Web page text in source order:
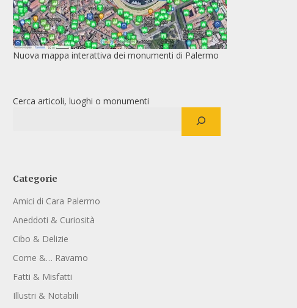
Nuova mappa interattiva dei monumenti di Palermo
Cerca articoli, luoghi o monumenti
Categorie
Amici di Cara Palermo
Aneddoti & Curiosità
Cibo & Delizie
Come &… Ravamo
Fatti & Misfatti
Illustri & Notabili